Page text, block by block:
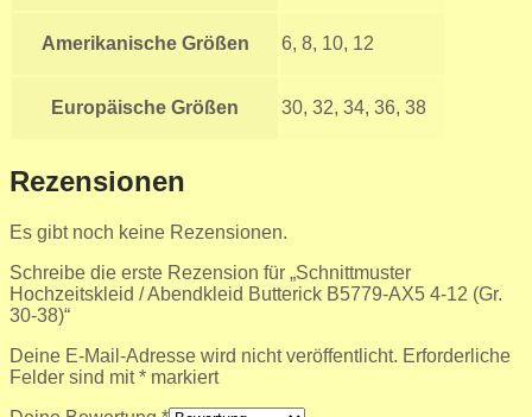
Amerikanische Größen 6, 8, 10, 12
Europäische Größen 30, 32, 34, 36, 38
Rezensionen
Es gibt noch keine Rezensionen.
Schreibe die erste Rezension für „Schnittmuster
Hochzeitskleid / Abendkleid Butterick B5779-AX5 4-12 (Gr.
30-38)“
Deine E-Mail-Adresse wird nicht veröffentlicht. Erforderliche
Felder sind mit* markiert